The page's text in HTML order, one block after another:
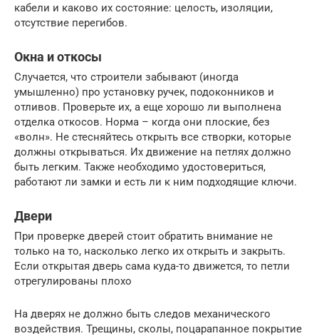
кабели и каково их состояние: целость, изоляции,
отсутствие перегибов.
Окна и откосы
Случается, что строители забывают (иногда
умышленно) про установку ручек, подоконников и
отливов. Проверьте их, а еще хорошо ли выполнена
отделка откосов. Норма – когда они плоские, без
«волн». Не стесняйтесь открыть все створки, которые
должны открываться. Их движение на петлях должно
быть легким. Также необходимо удостовериться,
работают ли замки и есть ли к ним подходящие ключи.
Двери
При проверке дверей стоит обратить внимание не
только на то, насколько легко их открыть и закрыть.
Если открытая дверь сама куда-то движется, то петли
отрегулированы плохо
На дверях не должно быть следов механического
воздействия. Трещины, сколы, поцарапанное покрытие